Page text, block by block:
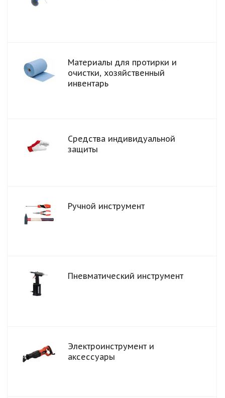
Материалы для протирки и
очистки, хозяйственный
инвентарь
Средства индивидуальной
защиты
Ручной инструмент
Пневматический инструмент
Электроинструмент и
аксессуары